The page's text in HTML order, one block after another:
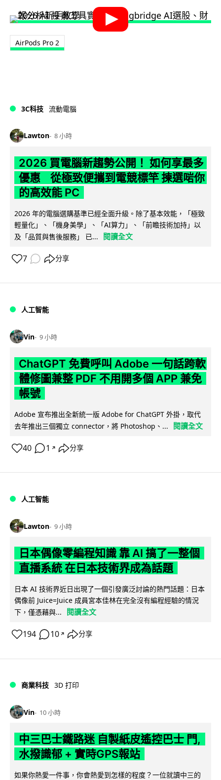
AirPods Pro 2
3C科技 流動電腦
Lawton 8 小時
2026 買電腦新趨勢公開！ 如何享最多
優惠 從極致便攜到電競標竿 揀選啱你
的高效能 PC
2026 年的電腦選購基準已經全面升級。除了基本效能，「極致
輕量化」、「機身美學」、「AI算力」、「前瞻技術加持」以
及「品質與售後服務」 已...
閱讀全文
7 分享
人工智能
Vin 9 小時
ChatGPT 免費呼叫 Adobe 一句話跨軟
體修圖兼整 PDF 不用開多個 APP 兼免
帳號
Adobe 宣布推出全新統一版 Adobe for ChatGPT 外掛，取代
去年推出三個獨立 connector，將 Photoshop、...
閱讀全文
40 1 ↗ 分享
人工智能
Lawton 9 小時
日本偶像零編程知識 靠 AI 搞了一整個
直播系統 在日本技術界成為話題
日本 AI 技術界近日出現了一個引發廣泛討論的熱門話題：日本
偶像前 Juice=Juice 成員宮本佳林在完全沒有編程經驗的情況
下，僅憑藉與...
閱讀全文
194 10 ↗ 分享
商業科技 3D 打印
Vin 10 小時
中三巴士鐵路迷 自製紙皮遙控巴士 門,
水撥識郁 + 實時GPS報站
如果你熱愛一件事，你會熱愛到怎樣的程度？一位就讀中三的